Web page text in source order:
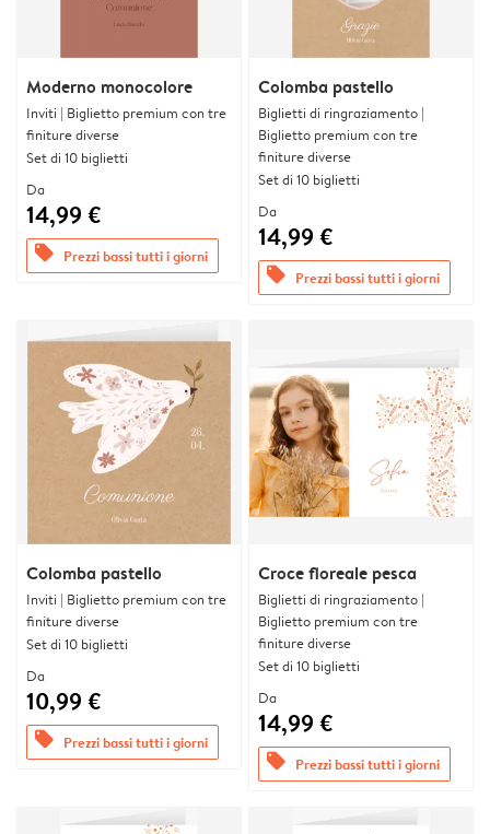
Moderno monocolore
Inviti | Biglietto premium con tre
finiture diverse
Set di 10 biglietti
Da
14,99 €
offers Prezzi bassi tutti i giorni
Colomba pastello
Biglietti di ringraziamento |
Biglietto premium con tre
finiture diverse
Set di 10 biglietti
Da
14,99 €
offers Prezzi bassi tutti i giorni
Colomba pastello
Inviti | Biglietto premium con tre
finiture diverse
Set di 10 biglietti
Da
10,99 €
offers Prezzi bassi tutti i giorni
Croce floreale pesca
Biglietti di ringraziamento |
Biglietto premium con tre
finiture diverse
Set di 10 biglietti
Da
14,99 €
offers Prezzi bassi tutti i giorni